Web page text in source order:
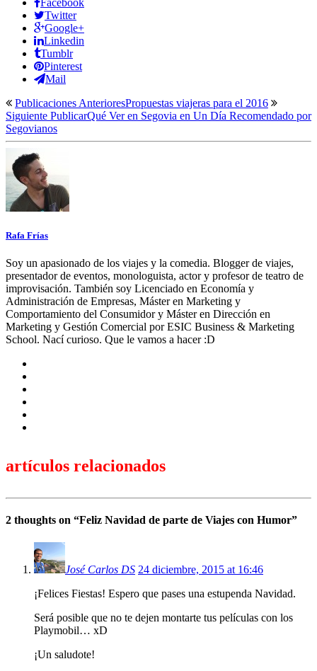
Twitter
Google+
Linkedin
Tumblr
Pinterest
Mail
Publicaciones AnterioresPropuestas viajeras para el 2016
Siguiente PublicarQué Ver en Segovia en Un Día Recomendado por
Segovianos
Rafa Frías
Soy un apasionado de los viajes y la comedia. Blogger de viajes,
presentador de eventos, monologuista, actor y profesor de teatro de
improvisación. También soy Licenciado en Economía y
Administración de Empresas, Máster en Marketing y
Comportamiento del Consumidor y Máster en Dirección en
Marketing y Gestión Comercial por ESIC Business & Marketing
School. Nací curioso. Que le vamos a hacer :D
artículos relacionados
2 thoughts on “Feliz Navidad de parte de Viajes con Humor”
José Carlos DS 24 diciembre, 2015 at 16:46
¡Felices Fiestas! Espero que pases una estupenda Navidad.
Será posible que no te dejen montarte tus películas con los
Playmobil… xD
¡Un saludote!